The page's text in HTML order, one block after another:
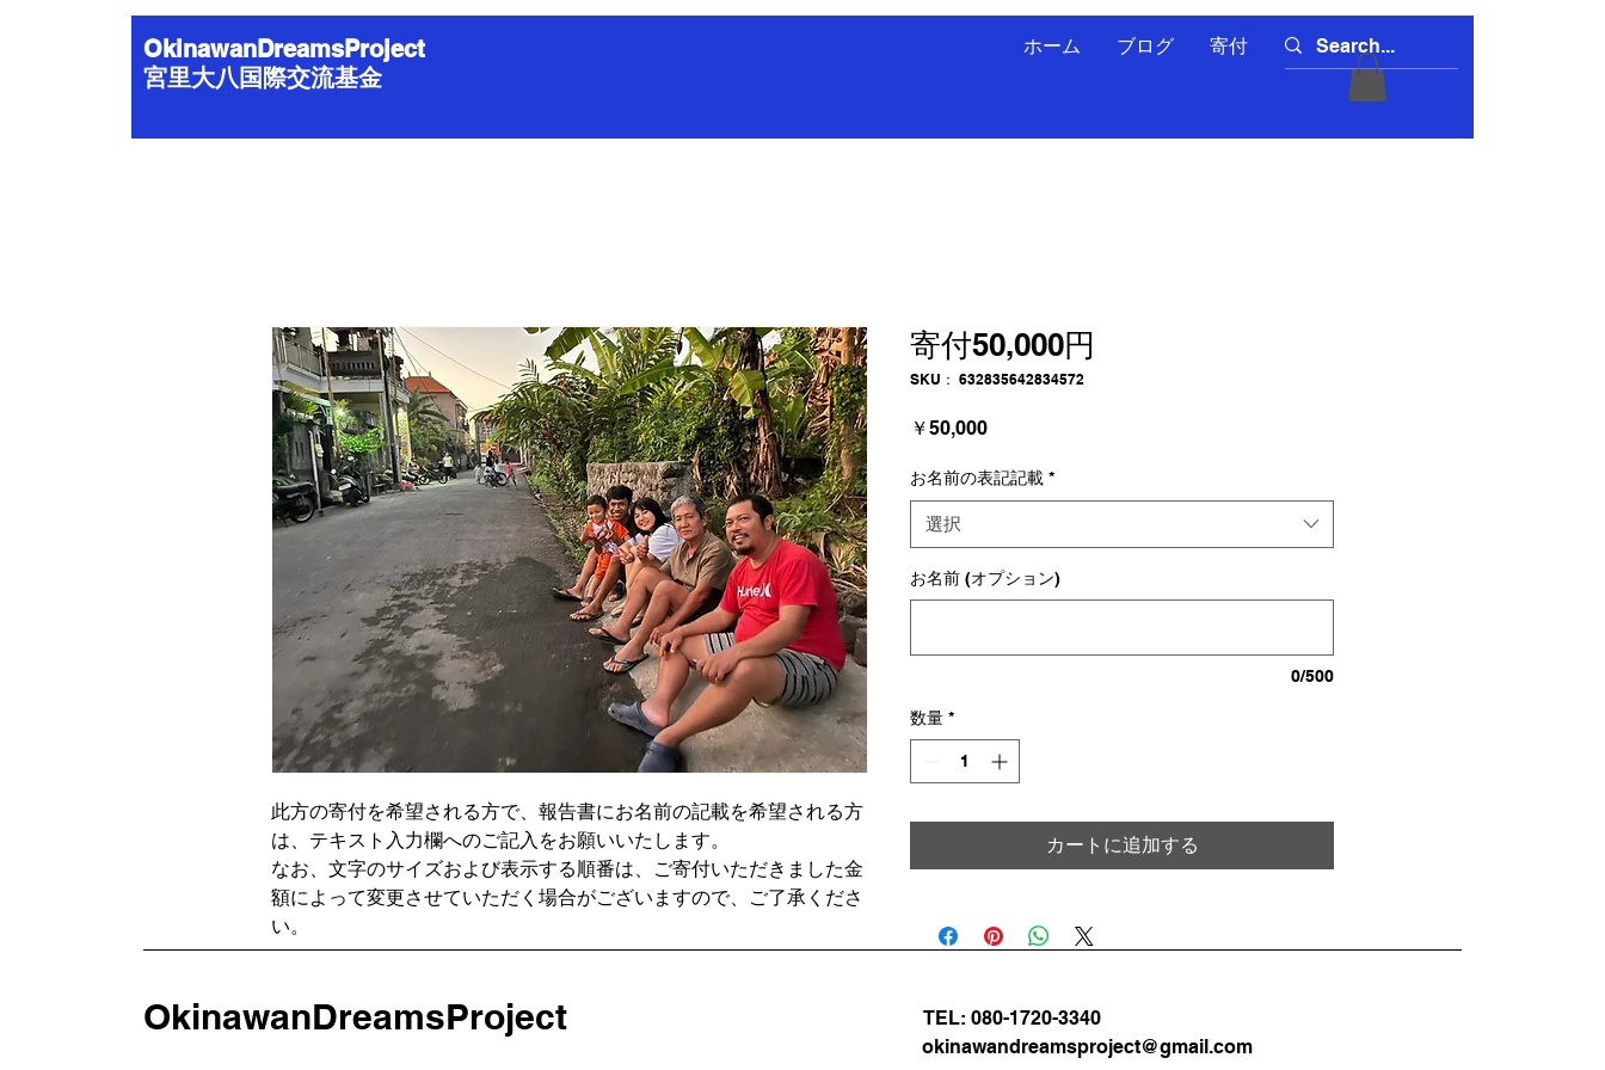
OkinawanDreamsProject
宮里大八国際交流基金
ホーム ブログ 寄付
此方の寄付を希望される方で、報告書にお名前の記載を希望される方
は、テキスト入力欄へのご記入をお願いいたします。
なお、文字のサイズおよび表示する順番は、ご寄付いただきました金
額によって変更させていただく場合がございますので、ご了承くださ
い。
寄付50,000円
SKU： 632835642834572
￥50,000価
お名前の表記記載 *
選択
お名前 (オプション)
0/500
数量 *
カートに追加する
OkinawanDreamsProject
TEL: 080-1720-3340
okinawandreamsproject@gmail.com